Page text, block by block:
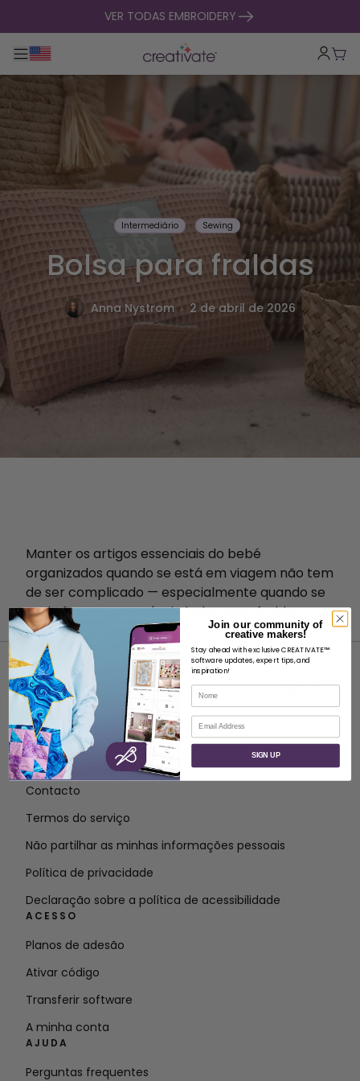
saltar para o conteúdoVER TODAS EMBROIDERY
Alternar entre navegação principal
Intermediário Sewing
Bolsa para fraldas
Anna Nystrom . 2 de abril de 2026
Manter os artigos essenciais do bebé
organizados quando se está em viagem não tem
de ser complicado — especialmente quando se
pode fazer a sua própria bolsa para fraldas,
elegante e prática!
SOBRE
Sobre a SVP Worldwide
Contacto
Termos do serviço
Não partilhar as minhas informações pessoais
Política de privacidade
Declaração sobre a política de acessibilidade
ACESSO
Planos de adesão
Ativar código
Transferir software
A minha conta
AJUDA
Perguntas frequentes
Join our community of
creative makers!
Stay ahead with exclusive CREATIVATE™
software updates, expert tips, and
inspiration!
Nome
Correio eletrónico
SIGN UP